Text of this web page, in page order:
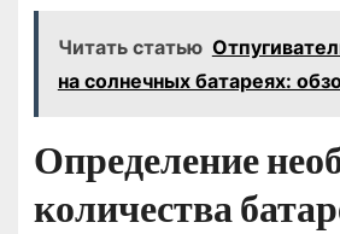
Читать статью
на солнечных батареях:
Определение
количества